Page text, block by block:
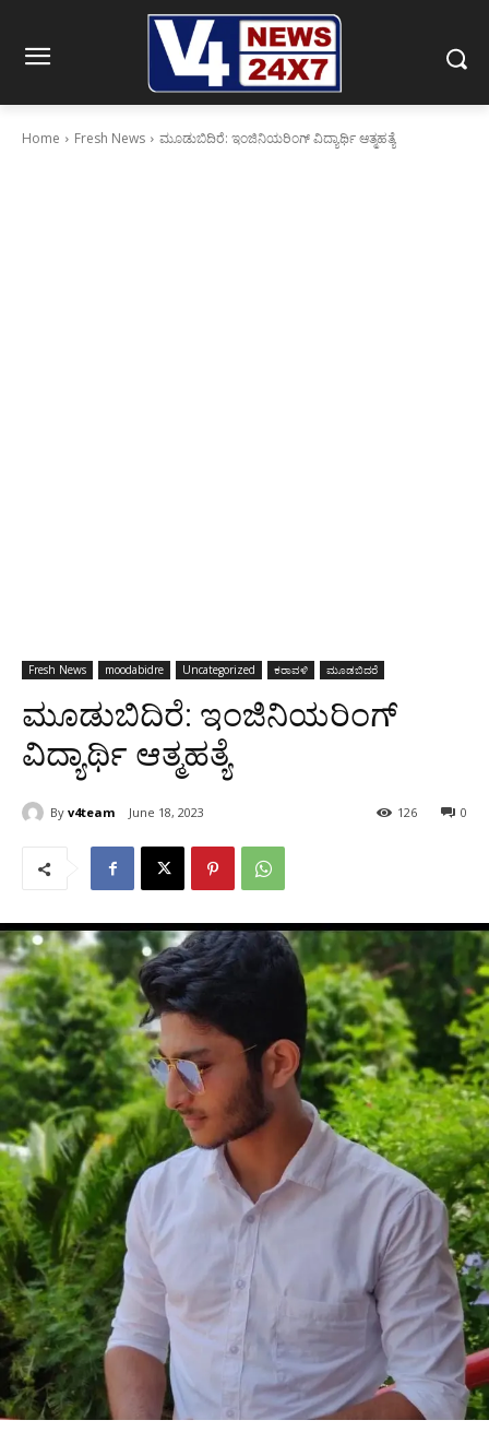
Home Fresh News ಮೂಡುಬಿದಿರೆ: ಇಂಜಿನಿಯರಿಂಗ್ ವಿದ್ಯಾರ್ಥಿ ಆತ್ಮಹತ್ಯೆ
Fresh News moodabidre Uncategorized ಕರಾವಳಿ ಮೂಡಬಿದರೆ
ಮೂಡುಬಿದಿರೆ: ಇಂಜಿನಿಯರಿಂಗ್
ವಿದ್ಯಾರ್ಥಿ ಆತ್ಮಹತ್ಯೆ
By v4team June 18, 2023 0
126